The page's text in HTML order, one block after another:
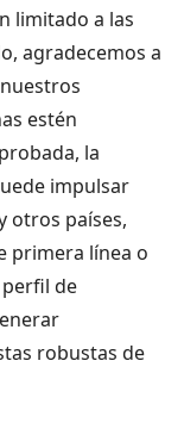
limitado a las
agradecemos a
estén
la
impulsar
otros países,
primera línea o
de
robustas de